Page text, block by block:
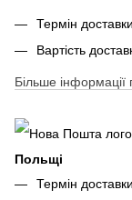
Термін
Вартість
Більше інформації
Польщі
Термін